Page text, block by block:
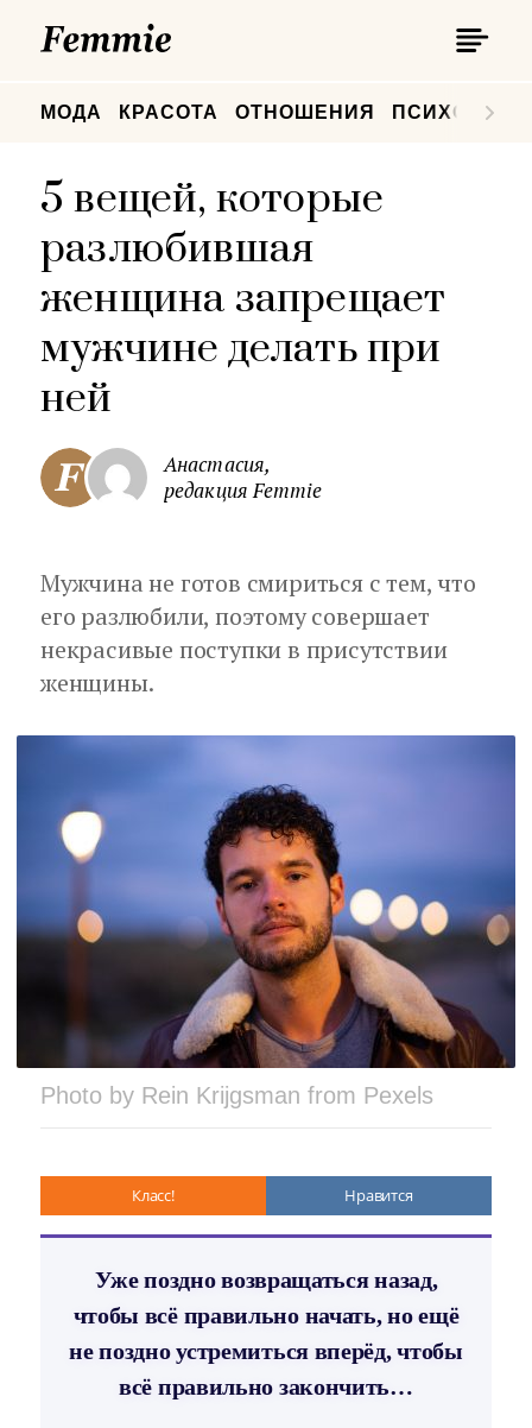
МОДА КРАСОТА ОТНОШЕНИЯ
5 вещей, которые
разлюбившая
женщина запрещает
мужчине делать при
ней
Анастасия,
редакция Femmie
Мужчина не готов смириться с тем, что
его разлюбили, поэтому совершает
некрасивые поступки в присутствии
женщины.
Photo by Rein Krijgsman from Pexels
Класс! Нравится
Уже поздно возвращаться назад,
чтобы всё правильно начать, но ещё
не поздно устремиться вперёд, чтобы
всё правильно закончить…